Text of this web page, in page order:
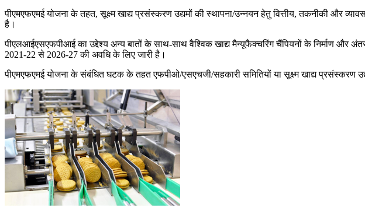
पीएमएफएमई योजना के तहत, सूक्ष्म खाद्य प्रसंस्करण उद्यमों की स्थापना/उन्नयन हेतु वित्तीय, तकनीकी और
है।
पीएलआईएसएफपीआई का उद्देश्य अन्य बातों के साथ-साथ वैश्विक खाद्य मैन्यूफैक्चरिंग चैंपियनों के निर्माण और
2021-22 से 2026-27 की अवधि के लिए जारी है।
पीएमएफएमई योजना के संबंधित घटक के तहत एफपीओ/एसएचजी/सहकारी समितियों या सूक्ष्म खाद्य प्रसंस्करण